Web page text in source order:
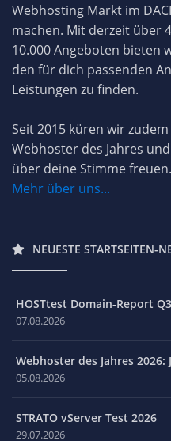
Webhosting Markt im
machen. Mit derzeit über
10.000 Angeboten bieten
den für dich passenden
Leistungen zu finden.
Seit 2015 küren wir
Webhoster des Jahres
über deine Stimme freuen.
Mehr über uns...
NEUESTE STARTSEITEN-
HOSTtest Domain-Report
07.08.2026
Webhoster des Jahres 2026:
05.08.2026
STRATO vServer Test 2026
29.07.2026